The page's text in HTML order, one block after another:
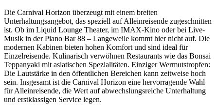
Die Carnival Horizon überzeugt mit einem breiten
Unterhaltungsangebot, das speziell auf Alleinreisende zugeschnitten
ist. Ob im Liquid Lounge Theater, im IMAX-Kino oder bei Live-
Musik in der Piano Bar 88 – Langeweile kommt hier nicht auf. Die
modernen Kabinen bieten hohen Komfort und sind ideal für
Einzelreisende. Kulinarisch verwöhnen Restaurants wie das Bonsai
Teppanyaki mit asiatischen Spezialitäten. Einziger Wermutstropfen:
Die Lautstärke in den öffentlichen Bereichen kann zeitweise hoch
sein. Insgesamt ist die Carnival Horizon eine hervorragende Wahl
für Alleinreisende, die Wert auf abwechslungsreiche Unterhaltung
und erstklassigen Service legen.